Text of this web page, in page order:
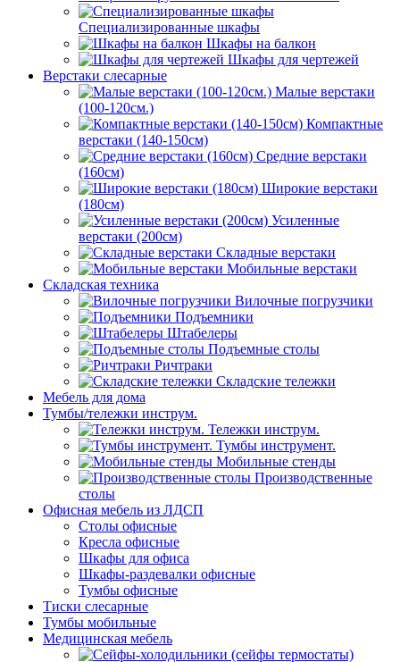
Специализированные шкафы
Шкафы на балкон
Шкафы для чертежей
Верстаки слесарные
Малые верстаки
(100-120см.)
Компактные
верстаки (140-150см)
Средние верстаки
(160см)
Широкие верстаки
(180см)
Усиленные
верстаки (200см)
Складные верстаки
Мобильные верстаки
Складская техника
Вилочные погрузчики
Подъемники
Штабелеры
Подъемные столы
Ричтраки
Складские тележки
Мебель для дома
Тумбы/тележки инструм.
Тележки инструм.
Тумбы инструмент.
Мобильные стенды
Производственные
столы
Офисная мебель из ЛДСП
Столы офисные
Кресла офисные
Шкафы для офиса
Шкафы-раздевалки офисные
Тумбы офисные
Тиски слесарные
Тумбы мобильные
Медицинская мебель